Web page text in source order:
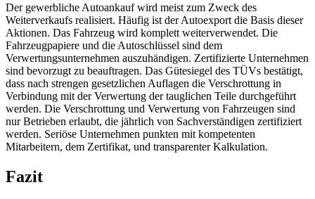
Der gewerbliche Autoankauf wird meist zum Zweck des
Weiterverkaufs realisiert. Häufig ist der Autoexport die Basis dieser
Aktionen. Das Fahrzeug wird komplett weiterverwendet. Die
Fahrzeugpapiere und die Autoschlüssel sind dem
Verwertungsunternehmen auszuhändigen. Zertifizierte Unternehmen
sind bevorzugt zu beauftragen. Das Gütesiegel des TÜVs bestätigt,
dass nach strengen gesetzlichen Auflagen die Verschrottung in
Verbindung mit der Verwertung der tauglichen Teile durchgeführt
werden. Die Verschrottung und Verwertung von Fahrzeugen sind
nur Betrieben erlaubt, die jährlich von Sachverständigen zertifiziert
werden. Seriöse Unternehmen punkten mit kompetenten
Mitarbeitern, dem Zertifikat, und transparenter Kalkulation.
Fazit